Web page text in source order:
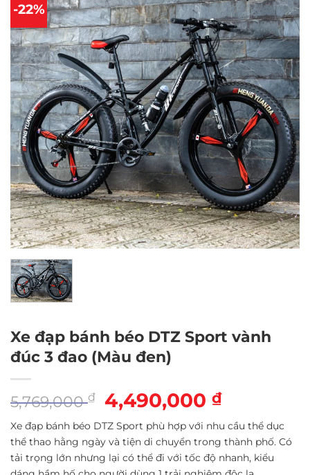
-22%
Xe đạp bánh béo DTZ Sport vành
đúc 3 đao (Màu đen)
5,769,000₫
Giá
gốc
là:
5,769,000 ₫.
4,490,000₫Giá
tại
là:
Xe đạp bánh béo DTZ Sport phù hợp với nhu cầu thể dục
thể thao hằng ngày và tiện di chuyển trong thành phố. Có
tải trọng lớn nhưng lại có thể đi với tốc độ nhanh, kiểu